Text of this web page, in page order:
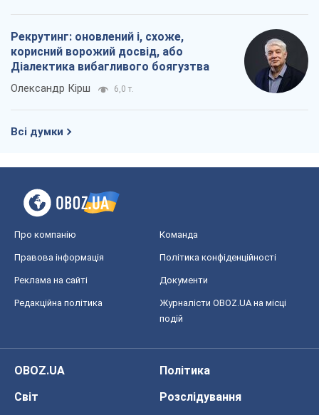
Рекрутинг: оновлений і, схоже,
корисний ворожий досвід, або
Діалектика вибагливого боягузтва
Олександр Кірш 6,0 т.
Всі думки
Про компанію Команда
Правова інформація Політика конфіденційності
Реклама на сайті Документи
Редакційна політика
Журналісти OBOZ.UA на місці
подій
OBOZ.UA
Політика
Світ
Розслідування